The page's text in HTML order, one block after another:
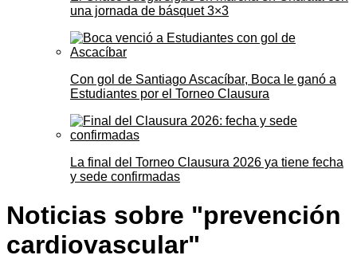
una jornada de básquet 3×3
Con gol de Santiago Ascacíbar, Boca le ganó a
Estudiantes por el Torneo Clausura
La final del Torneo Clausura 2026 ya tiene fecha
y sede confirmadas
Noticias sobre "prevención
cardiovascular"